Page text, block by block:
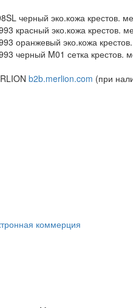
черный эко.кожа крестов.
красный эко.кожа крестов.
оранжевый эко.кожа
черный M01 сетка крестов.
b2b.merlion.com (при
коммерция